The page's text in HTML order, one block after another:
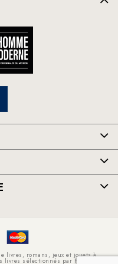
livres, romans, jeux et jouets à
sélectionnés par France